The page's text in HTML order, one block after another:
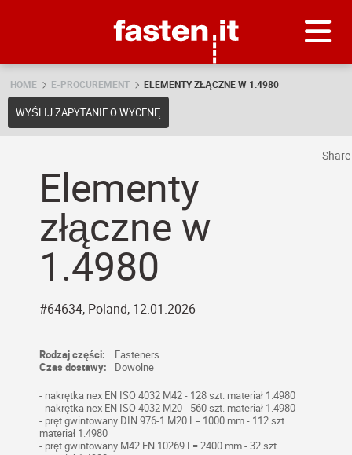
HOME E-PROCUREMENT ELEMENTY ZŁĄCZNE W 1.4980
WYŚLIJ ZAPYTANIE O WYCENĘ
Elementy
złączne w
1.4980
#64634, Poland, 12.01.2026
Rodzaj części:
Fasteners
Czas dostawy:
Dowolne
- nakrętka nex EN ISO 4032 M42 - 128 szt. materiał 1.4980
- nakrętka nex EN ISO 4032 M20 - 560 szt. materiał 1.4980
- pręt gwintowany DIN 976-1 M20 L= 1000 mm - 112 szt.
materiał 1.4980
- pręt gwintowany M42 EN 10269 L= 2400 mm - 32 szt.
Share